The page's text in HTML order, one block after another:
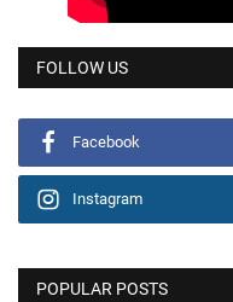
FOLLOW US
Facebook
Instagram
POPULAR POSTS